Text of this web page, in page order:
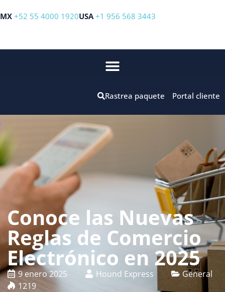
MX +52 55 4000 1920USA +1 956 568 3443
Portal cliente
Rastrea paquete
Conoce las Nuevas
Reglas de Comercio
Electrónico en 2025
9 enero 2025 Hound Express
General
1219